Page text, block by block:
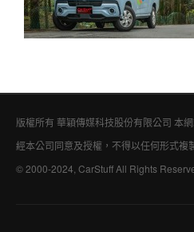
版權所有 華穎傳媒科技股份有限公司 本
經本公司同意及授權，不得以任何形式複
© 2000-2024, CarStuff All Rights